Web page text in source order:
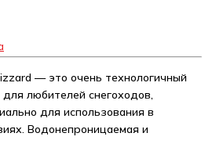
— это очень технологичный
любителей снегоходов,
для использования в
Водонепроницаемая и